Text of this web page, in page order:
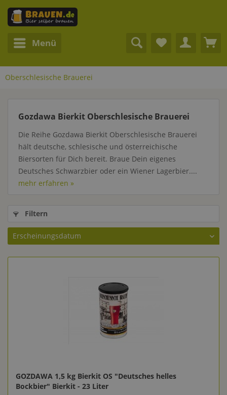
Menü
Oberschlesische Brauerei
Gozdawa Bierkit Oberschlesische Brauerei
Die Reihe Gozdawa Bierkit Oberschlesische Brauerei
hält deutsche, schlesische und österreichische
Biersorten für Dich bereit. Braue Dein eigenes
Deutsches Schwarzbier oder ein Wiener Lagerbier....
mehr erfahren »
Filtern
GOZDAWA 1,5 kg Bierkit OS "Deutsches helles
Bockbier" Bierkit - 23 Liter